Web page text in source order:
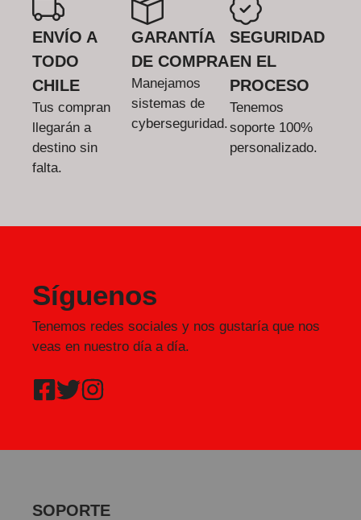
ENVÍO A
TODO
CHILE
Tus compran
llegarán a
destino sin
falta.
GARANTÍA
DE COMPRA
Manejamos
sistemas de
cyberseguridad.
SEGURIDAD
EN EL
PROCESO
Tenemos
soporte 100%
personalizado.
Síguenos
Tenemos redes sociales y nos gustaría que nos
veas en nuestro día a día.
SOPORTE